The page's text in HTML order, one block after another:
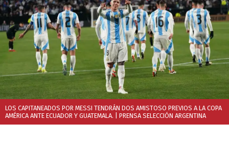
LOS CAPITANEADOS POR MESSI TENDRÁN DOS AMISTOSO PREVIOS A LA COPA
AMÉRICA ANTE ECUADOR Y GUATEMALA.
| PRENSA SELECCIÓN ARGENTINA